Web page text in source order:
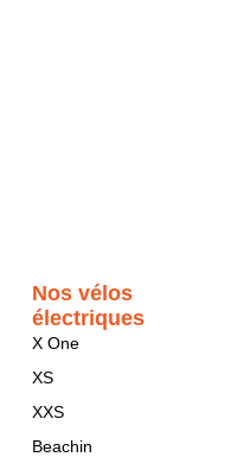
Nos vélos
électriques
X One
XS
XXS
Beachin